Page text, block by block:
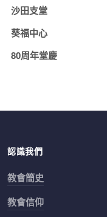
沙田支堂
葵福中心
80周年堂慶
認識我們
教會簡史
教會信仰